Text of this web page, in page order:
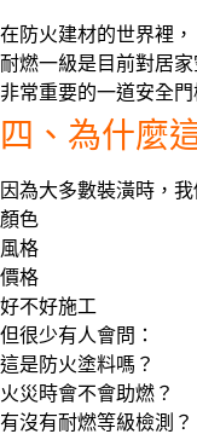
在防火建材的世界裡，
耐燃一級是目前對居家
非常重要的一道安全門
四、為什麼
因為大多數裝潢時，我
顏色
風格
價格
好不好施工
但很少有人會問：
這是防火塗料嗎？
火災時會不會助燃？
有沒有耐燃等級檢測？